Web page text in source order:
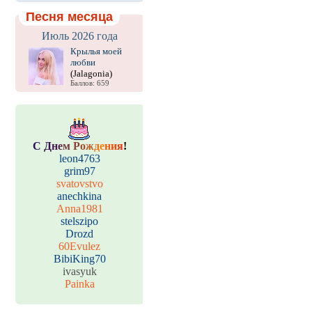
Песня месяца
Июль 2026 года
Крылья моей
любви
(Jalagonia)
Баллов: 659
С Днем Рождения!
leon4763
grim97
svatovstvo
anechkina
Anna1981
stelszipo
Drozd
60Evulez
BibiKing70
ivasyuk
Painka